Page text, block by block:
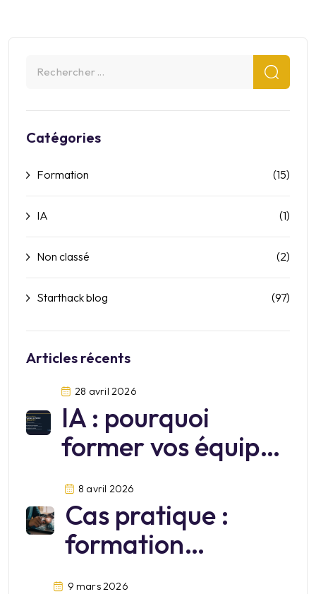
Catégories
Formation (15)
IA (1)
Non classé (2)
Starthack blog (97)
Articles récents
28 avril 2026
IA : pourquoi
former vos équipes
sur Mistral?
8 avril 2026
Cas pratique :
formation
9 mars 2026